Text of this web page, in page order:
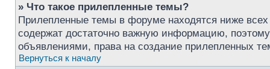
» Что такое прилепленные темы?
Прилепленные темы в форуме находятся ниже
содержат достаточно важную информацию,
объявлениями, права на создание прилепленных
Вернуться к началу